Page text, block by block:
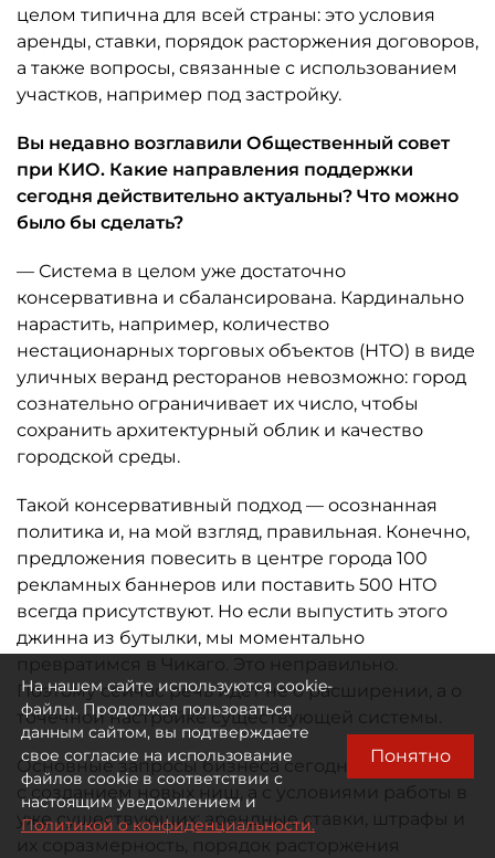
целом типична для всей страны: это условия
аренды, ставки, порядок расторжения договоров,
а также вопросы, связанные с использованием
участков, например под застройку.
Вы недавно возглавили Общественный совет
при КИО. Какие направления поддержки
сегодня действительно актуальны? Что можно
было бы сделать?
— Система в целом уже достаточно
консервативна и сбалансирована. Кардинально
нарастить, например, количество
нестационарных торговых объектов (НТО) в виде
уличных веранд ресторанов невозможно: город
сознательно ограничивает их число, чтобы
сохранить архитектурный облик и качество
городской среды.
Такой консервативный подход — осознанная
политика и, на мой взгляд, правильная. Конечно,
предложения повесить в центре города 100
рекламных баннеров или поставить 500 НТО
всегда присутствуют. Но если выпустить этого
джинна из бутылки, мы моментально
превратимся в Чикаго. Это неправильно.
Поэтому сейчас речь идёт не о расширении, а о
точечной настройке существующей системы.
Основные запросы бизнеса сегодня связаны не
с созданием новых ниш, а с условиями работы в
уже существующих: арендные ставки, штрафы и
их соразмерность, порядок расторжения
На нашем сайте используются cookie-
файлы. Продолжая пользоваться
данным сайтом, вы подтверждаете
свое согласие на использование
файлов cookie в соответствии с
настоящим уведомлением и
Политикой о конфиденциальности.
Понятно